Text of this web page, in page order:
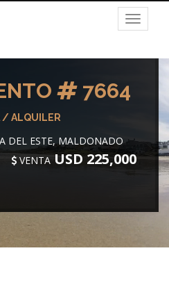
Toggle
7664
/ ALQUILER
DEL ESTE, MALDONADO
VENTAUSD 225,000